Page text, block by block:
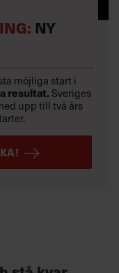
NY
möjliga start i
resultat. Sveriges
upp till två års